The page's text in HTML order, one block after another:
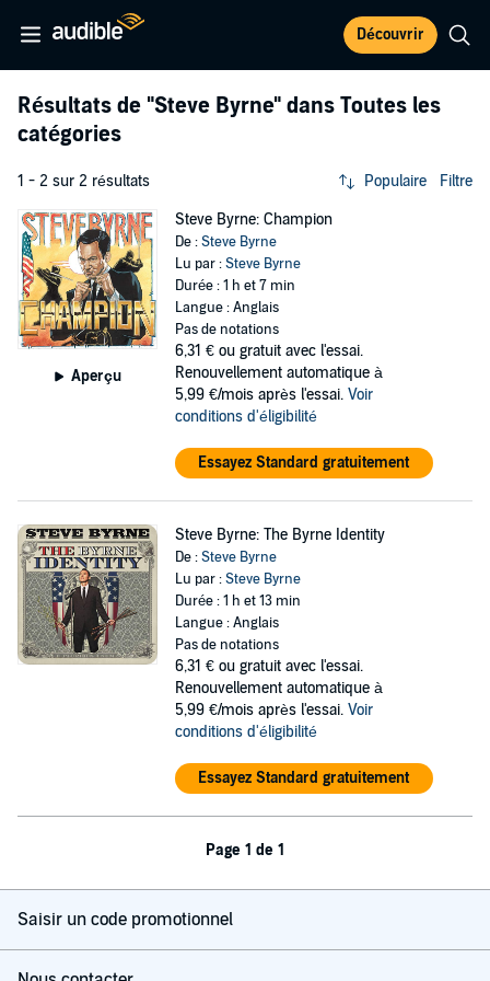
Découvrir
Résultats de "Steve Byrne" dans Toutes les
catégories
1 - 2 sur 2 résultats Populaire Filtre
Aperçu
Steve Byrne: Champion
De :Steve Byrne
Lu par :Steve Byrne
Durée : 1 h et 7 min
Langue : Anglais
Pas de notations
6,31 € ou gratuit avec l'essai.
Renouvellement automatique à
5,99 €/mois après l'essai. Voir
conditions d'éligibilité
Essayez Standard gratuitement
Steve Byrne: The Byrne Identity
De :Steve Byrne
Lu par :Steve Byrne
Durée : 1 h et 13 min
Langue : Anglais
Pas de notations
6,31 € ou gratuit avec l'essai.
Renouvellement automatique à
5,99 €/mois après l'essai. Voir
conditions d'éligibilité
Essayez Standard gratuitement
Page 1 de 1
Saisir un code promotionnel